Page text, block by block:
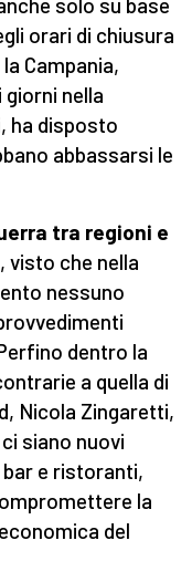
solo su base
orari di chiusura
Campania,
nella
ha disposto
abbassarsi le
tra regioni e
, visto che nella
nessuno
dentro la
a quella di
Nicola Zingaretti,
siano nuovi
e ristoranti,
la
del